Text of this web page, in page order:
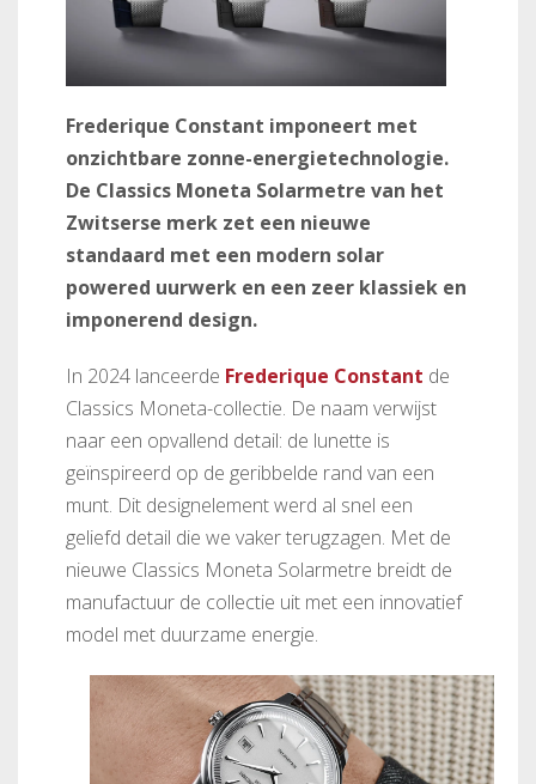
Frederique Constant imponeert met
onzichtbare zonne-energietechnologie.
De Classics Moneta Solarmetre van het
Zwitserse merk zet een nieuwe
standaard met een modern solar
powered uurwerk en een zeer klassiek en
imponerend design.
In 2024 lanceerde Frederique Constant de
Classics Moneta-collectie. De naam verwijst
naar een opvallend detail: de lunette is
geïnspireerd op de geribbelde rand van een
munt. Dit designelement werd al snel een
geliefd detail die we vaker terugzagen. Met de
nieuwe Classics Moneta Solarmetre breidt de
manufactuur de collectie uit met een innovatief
model met duurzame energie.